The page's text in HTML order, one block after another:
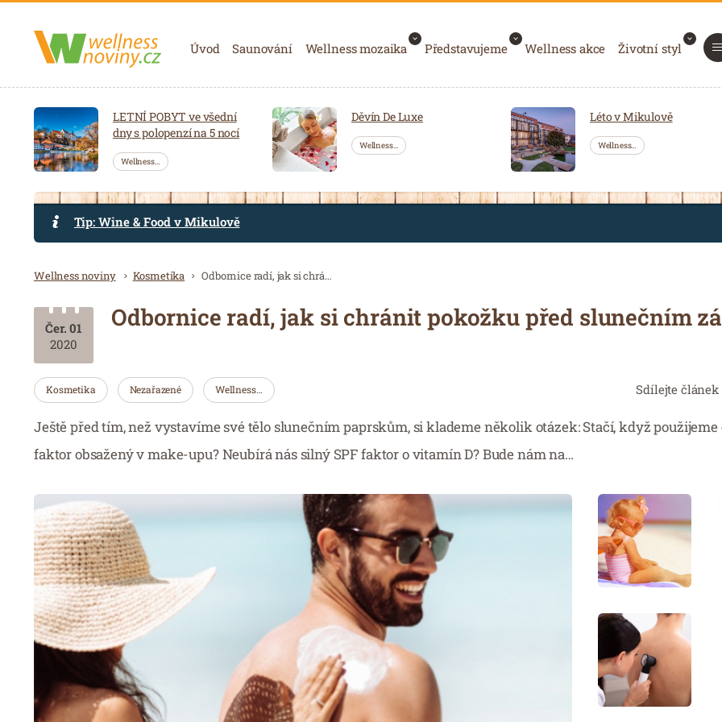
Navigace
Úvod Saunování Wellness mozaika Představujeme Wellness akce Životní styl
LETNÍ POBYT ve všední
dny s polopenzí na 5 nocí
Wellness…
Děvín De Luxe
Wellness…
Léto v Mikulově
Wellness…
Tip: Wine & Food v Mikulově
Drobečková navigace
Wellness noviny Kosmetika Odbornice radí, jak si chránit pokožku před slunečním zářením
Čer. 01
2020
Odbornice radí, jak si chránit pokožku před slunečním
Sdílejte článek
Kosmetika Nezařazené Wellness…
Ještě před tím, než vystavíme své tělo slunečním paprskům, si klademe několik otázek: Stačí, když
faktor obsažený v make-upu? Neubírá nás silný SPF faktor o vitamín D? Bude nám na…